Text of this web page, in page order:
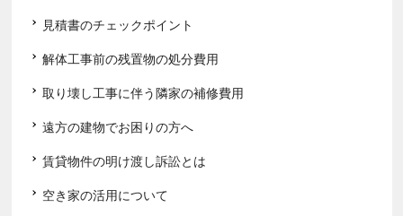
見積書のチェックポイント
解体工事前の残置物の処分費用
取り壊し工事に伴う隣家の補修費用
遠方の建物でお困りの方へ
賃貸物件の明け渡し訴訟とは
空き家の活用について